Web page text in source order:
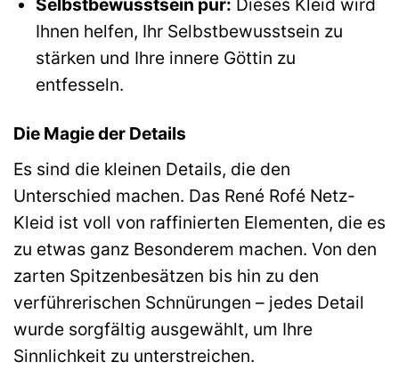
Selbstbewusstsein pur: Dieses Kleid wird
Ihnen helfen, Ihr Selbstbewusstsein zu
stärken und Ihre innere Göttin zu
entfesseln.
Die Magie der Details
Es sind die kleinen Details, die den
Unterschied machen. Das René Rofé Netz-
Kleid ist voll von raffinierten Elementen, die es
zu etwas ganz Besonderem machen. Von den
zarten Spitzenbesätzen bis hin zu den
verführerischen Schnürungen – jedes Detail
wurde sorgfältig ausgewählt, um Ihre
Sinnlichkeit zu unterstreichen.